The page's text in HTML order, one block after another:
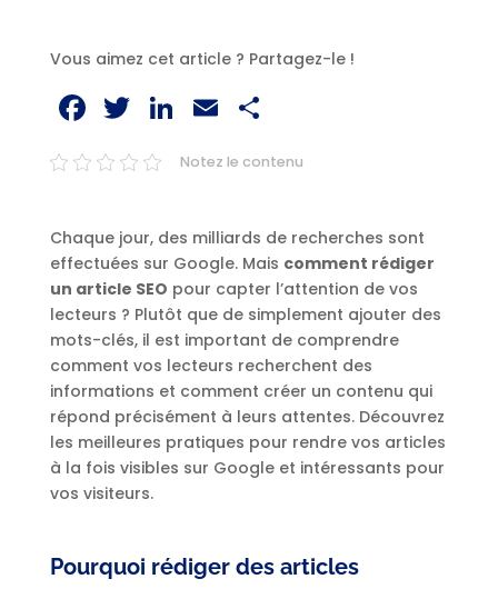
Vous aimez cet article ? Partagez-le !
Facebook
Twitter
LinkedIn
Email
Notez le contenu
Chaque jour, des milliards de recherches sont
effectuées sur Google. Mais comment rédiger
un article SEO pour capter l’attention de vos
lecteurs ? Plutôt que de simplement ajouter des
mots-clés, il est important de comprendre
comment vos lecteurs recherchent des
informations et comment créer un contenu qui
répond précisément à leurs attentes. Découvrez
les meilleures pratiques pour rendre vos articles
à la fois visibles sur Google et intéressants pour
vos visiteurs.
Pourquoi rédiger des articles